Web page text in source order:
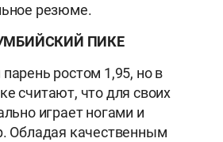
резюме.
ПИКЕ
ростом 1,95, но в
считают, что для своих
играет ногами и
Обладая качественным